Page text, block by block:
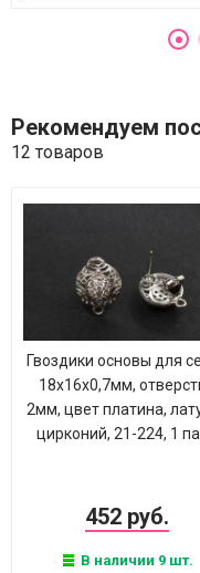
Рекомендуем
12 товаров
Гвоздики основы для
18х16х0,7мм,
2мм, цвет платина,
цирконий, 21-224, 1
452 руб.
В наличии 9 шт.